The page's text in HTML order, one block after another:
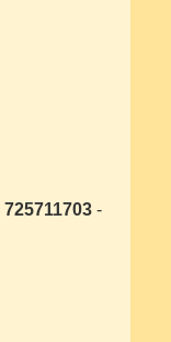
725711703-